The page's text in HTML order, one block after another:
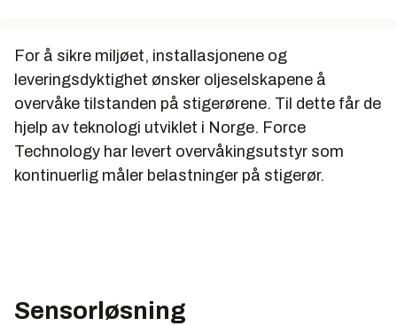
For å sikre miljøet, installasjonene og
leveringsdyktighet ønsker oljeselskapene å
overvåke tilstanden på stigerørene. Til dette får de
hjelp av teknologi utviklet i Norge. Force
Technology har levert overvåkingsutstyr som
kontinuerlig måler belastninger på stigerør.
Sensorløsning